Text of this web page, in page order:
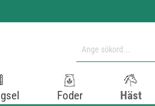
Foder Häst